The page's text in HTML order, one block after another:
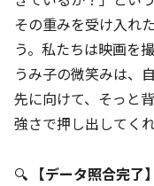
その重みを受け入れ
う。私たちは映画を
うみ子の微笑みは、
先に向けて、そっと
強さで押し出してく
🔍 【データ照合完